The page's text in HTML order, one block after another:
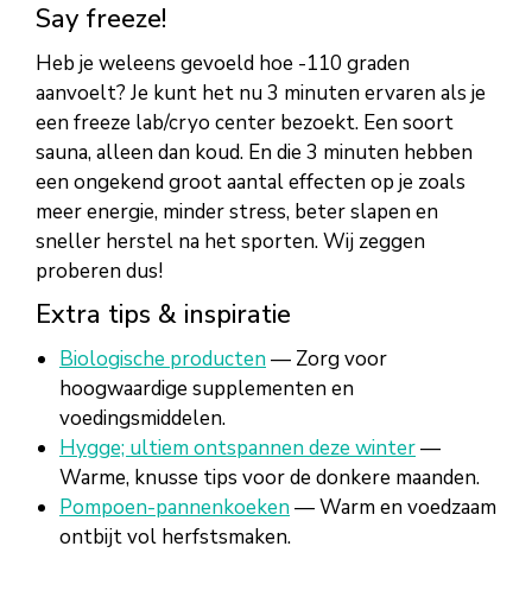
Say freeze!
Heb je weleens gevoeld hoe -110 graden
aanvoelt? Je kunt het nu 3 minuten ervaren als je
een freeze lab/cryo center bezoekt. Een soort
sauna, alleen dan koud. En die 3 minuten hebben
een ongekend groot aantal effecten op je zoals
meer energie, minder stress, beter slapen en
sneller herstel na het sporten. Wij zeggen
proberen dus!
Extra tips & inspiratie
Biologische producten— Zorg voor
hoogwaardige supplementen en
voedingsmiddelen.
Hygge; ultiem ontspannen deze winter—
Warme, knusse tips voor de donkere maanden.
Pompoen-pannenkoeken— Warm en voedzaam
ontbijt vol herfstsmaken.